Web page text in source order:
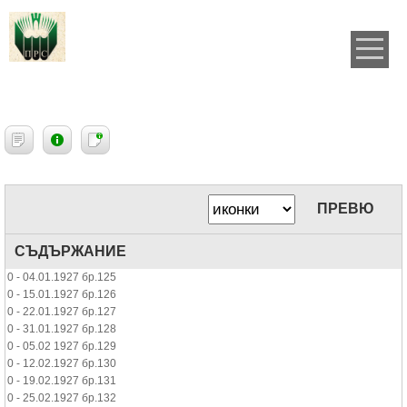
ПРЕВЮ
СЪДЪРЖАНИЕ
0 - 04.01.1927 бр.125
0 - 15.01.1927 бр.126
0 - 22.01.1927 бр.127
0 - 31.01.1927 бр.128
0 - 05.02 1927 бр.129
0 - 12.02.1927 бр.130
0 - 19.02.1927 бр.131
0 - 25.02.1927 бр.132